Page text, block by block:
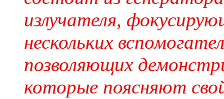
излучателя,
нескольких
позволяющих
которые поясняют